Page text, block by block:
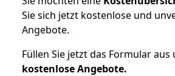
Sie sich jetzt kostenlose und
Angebote.
Füllen Sie jetzt das Formular
kostenloseAngebote.